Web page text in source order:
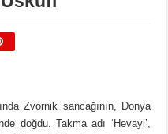
Zvornik sancağının, Donya
doğdu. Takma adı ‘Hevayi’,